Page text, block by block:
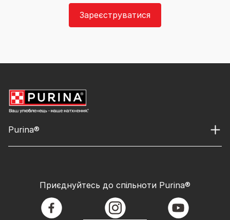
Зареєструватися
Purina®
Приєднуйтесь до спільноти Purina®
facebook instagram youtube